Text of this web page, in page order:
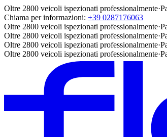
Oltre 2800 veicoli ispezionati professionalmente·
Chiama per informazioni: +39 0287176063
Oltre 2800 veicoli ispezionati professionalmente·
Oltre 2800 veicoli ispezionati professionalmente·
Oltre 2800 veicoli ispezionati professionalmente·
Oltre 2800 veicoli ispezionati professionalmente·